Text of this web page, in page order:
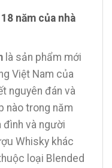
năm của nhà
là sản phẩm mới
Việt Nam của
nguyên đán và
nào trong năm
và người
Whisky khác
loại Blended